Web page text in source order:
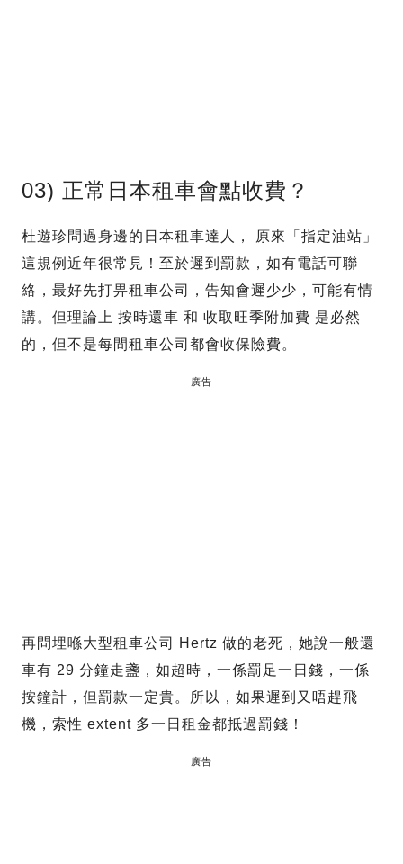
03) 正常日本租車會點收費？
杜遊珍問過身邊的日本租車達人， 原來「指定油站」
這規例近年很常見！至於遲到罰款，如有電話可聯
絡，最好先打畀租車公司，告知會遲少少，可能有情
講。但理論上 按時還車 和 收取旺季附加費 是必然
的，但不是每間租車公司都會收保險費。
廣告
再問埋喺大型租車公司 Hertz 做的老死，她說一般還
車有 29 分鐘走盞，如超時，一係罰足一日錢，一係
按鐘計，但罰款一定貴。所以，如果遲到又唔趕飛
機，索性 extent 多一日租金都抵過罰錢！
廣告